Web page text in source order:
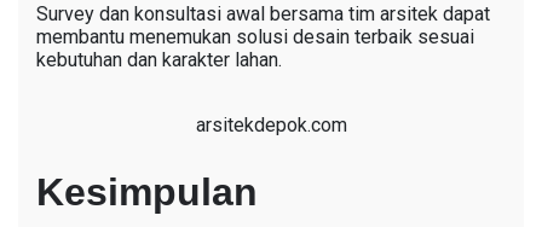
Survey dan konsultasi awal bersama tim arsitek dapat
membantu menemukan solusi desain terbaik sesuai
kebutuhan dan karakter lahan.
arsitekdepok.com
Kesimpulan